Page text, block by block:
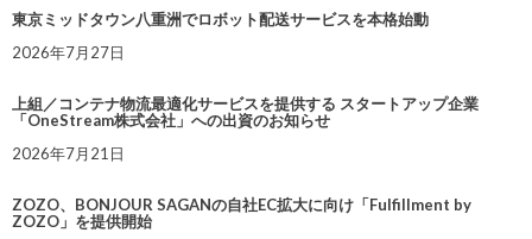
東京ミッドタウン八重洲でロボット配送サービスを本格始動
2026年7月27日
上組／コンテナ物流最適化サービスを提供する スタートアップ企業
「OneStream株式会社」への出資のお知らせ
2026年7月21日
ZOZO、BONJOUR SAGANの自社EC拡大に向け「Fulfillment by
ZOZO」を提供開始